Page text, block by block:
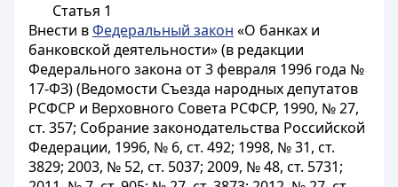
Статья 1
Внести вФедеральный закон «О банках и
банковской деятельности» (в редакции
Федерального закона от 3 февраля 1996 года №
17-ФЗ) (Ведомости Съезда народных депутатов
РСФСР и Верховного Совета РСФСР, 1990, № 27,
ст. 357; Собрание законодательства Российской
Федерации, 1996, № 6, ст. 492; 1998, № 31, ст.
3829; 2003, № 52, ст. 5037; 2009, № 48, ст. 5731;